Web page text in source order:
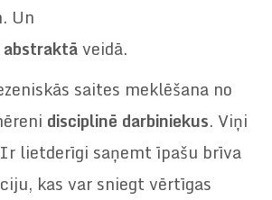
Un
abstraktāveidā.
saites meklēšana no
disciplinē darbiniekus. Viņi
lietderīgi saņemt īpašu brīva
kas var sniegt vērtīgas